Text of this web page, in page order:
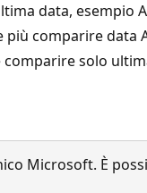
data, esempio
comparire data
comparire solo
Microsoft. È